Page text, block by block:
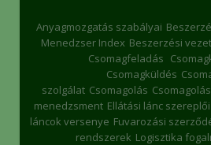
Anyagmozgatás szabályai
Menedzser Index Beszerzési
Csomagfeladás
Csomagküldés
szolgálat Csomagolás
menedzsment Ellátási lánc szereplői
láncok versenye Fuvarozási
rendszerek Logisztika